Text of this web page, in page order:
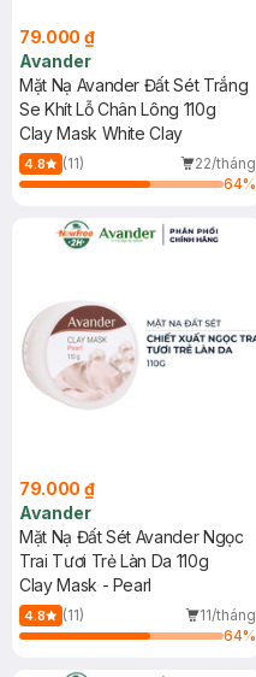
79.000 ₫
Avander
Mặt Nạ Avander Đất Sét Trắng
Se Khít Lỗ Chân Lông 110g
Clay Mask White Clay
4.8 (11)
22/tháng
64%
79.000 ₫
Avander
Mặt Nạ Đất Sét Avander Ngọc
Trai Tươi Trẻ Làn Da 110g
Clay Mask - Pearl
4.8 (11)
11/tháng
64%